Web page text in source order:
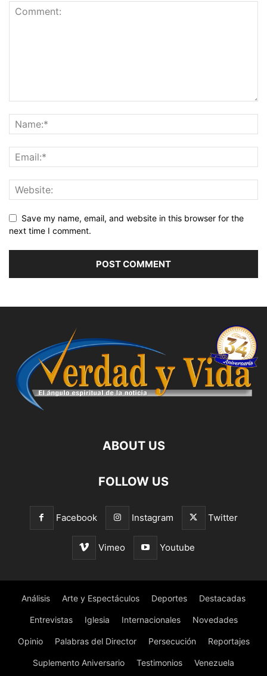
Save my name, email, and website in this browser for the
next time I comment.
ABOUT US
FOLLOW US
Facebook Instagram Twitter
Vimeo Youtube
Análisis Arte y Espectáculos Deportes Destacadas
Entrevistas Iglesia Internacionales Novedades
Opinio Palabras del Director Persecución Reportajes
Suplemento Aniversario Testimonios Venezuela